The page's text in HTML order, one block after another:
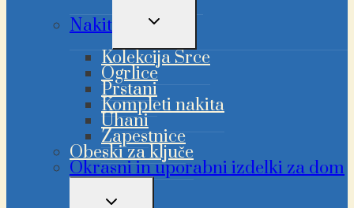
Nakit
PREKLAPLJANJE
MENIJA
Kolekcija Srce
Ogrlice
Prstani
Kompleti nakita
Uhani
Zapestnice
Obeski za ključe
Okrasni in uporabni izdelki za dom
PREKLAPLJANJE